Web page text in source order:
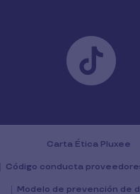
Carta Ética Pluxee
Código conducta
Modelo de prevención de